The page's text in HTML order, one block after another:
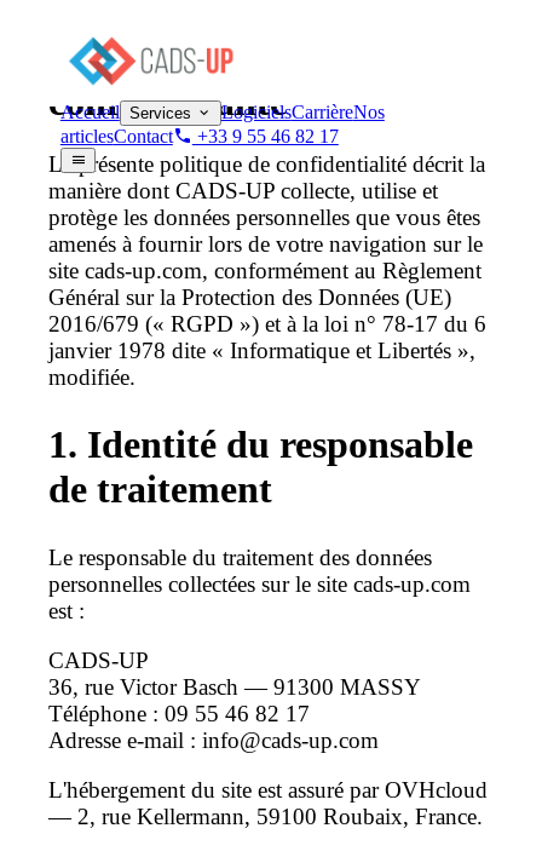
Accueil Services LogicielsCarrièreNos
articlesContact +33 9 55 46 82 17
Politique de
confidentialité
La présente politique de confidentialité décrit la
manière dont CADS-UP collecte, utilise et
protège les données personnelles que vous êtes
amenés à fournir lors de votre navigation sur le
site cads-up.com, conformément au Règlement
Général sur la Protection des Données (UE)
2016/679 (« RGPD ») et à la loi n° 78-17 du 6
janvier 1978 dite « Informatique et Libertés »,
modifiée.
1. Identité du responsable
de traitement
Le responsable du traitement des données
personnelles collectées sur le site cads-up.com
est :
CADS-UP
36, rue Victor Basch — 91300 MASSY
Téléphone : 09 55 46 82 17
Adresse e-mail : info@cads-up.com
L'hébergement du site est assuré par OVHcloud
— 2, rue Kellermann, 59100 Roubaix, France.